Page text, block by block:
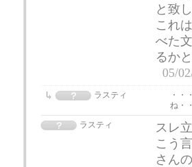
と致
これ
べた
るか
05/
ラスティ
・・
ね・
ラスティ
スレ
こう
さん